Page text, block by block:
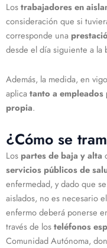
Lostrabajadores en
consideración que si
corresponde una
desde el día siguiente a la
Además, la medida, en
aplica tanto a empleados
propia.
¿Cómo se
Los partes de baja y alta
servicios públicos de
enfermedad, y dado que
aislados, no es necesario
enfermo deberá ponerse
través de losteléfonos
Comunidad Autónoma,